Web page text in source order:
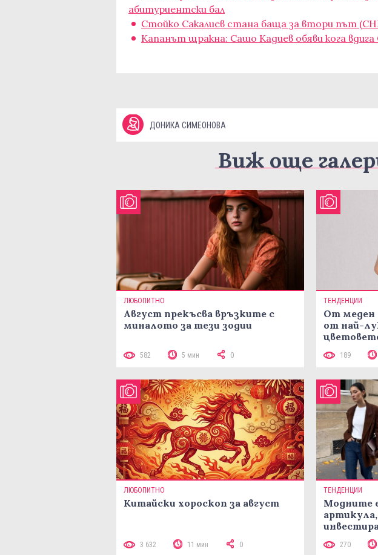
абитуриентски бал
Стойко Сакалиев стана баща за втори път
Капанът щракна: Сашо Кадиев обяви кога
ДОНИКА СИМЕОНОВА
Виж още
ЛЮБОПИТНО
Август прекъсва връзките с
миналото за тези зодии
582 5 мин 0
ТЕНДЕНЦИИ
От меден
от най-
189
ЛЮБОПИТНО
Китайски хороскоп за август
3 632 11 мин 0
ТЕНДЕНЦИИ
Модните
270